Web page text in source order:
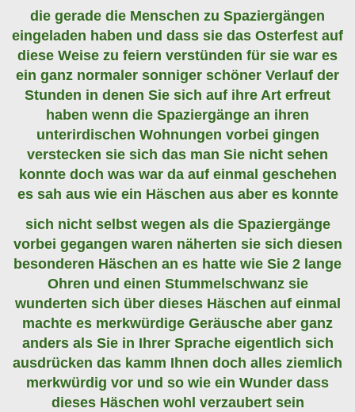
die gerade die Menschen zu Spaziergängen
eingeladen haben und dass sie das Osterfest auf
diese Weise zu feiern verstünden für sie war es
ein ganz normaler sonniger schöner Verlauf der
Stunden in denen Sie sich auf ihre Art erfreut
haben wenn die Spaziergänge an ihren
unterirdischen Wohnungen vorbei gingen
verstecken sie sich das man Sie nicht sehen
konnte doch was war da auf einmal geschehen
es sah aus wie ein Häschen aus aber es konnte
sich nicht selbst wegen als die Spaziergänge
vorbei gegangen waren näherten sie sich diesen
besonderen Häschen an es hatte wie Sie 2 lange
Ohren und einen Stummelschwanz sie
wunderten sich über dieses Häschen auf einmal
machte es merkwürdige Geräusche aber ganz
anders als Sie in Ihrer Sprache eigentlich sich
ausdrücken das kamm Ihnen doch alles ziemlich
merkwürdig vor und so wie ein Wunder dass
dieses Häschen wohl verzaubert sein